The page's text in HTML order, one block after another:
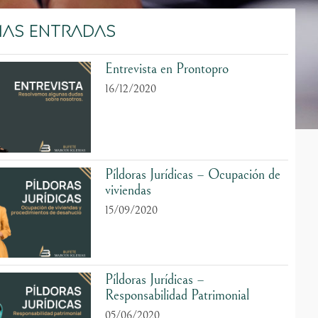
entradas
Entrevista en Prontopro
16/12/2020
Píldoras Jurídicas – Ocupación de
viviendas
15/09/2020
Píldoras Jurídicas –
Responsabilidad Patrimonial
05/06/2020